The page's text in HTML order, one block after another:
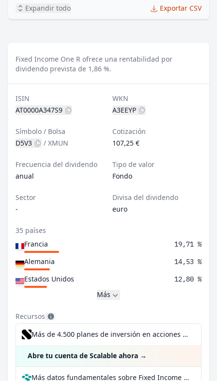
Expandir todo Exportar CSV
Fixed Income One R ofrece una rentabilidad por
dividendo prevista de 1,86 %.
ISIN
AT0000A347S9
WKN
A3EEYP
Símbolo / Bolsa
D5V3
/ XMUN
Cotización
107,25 €
Frecuencia del dividendo
anual
Tipo de valor
Fondo
Sector
-
Divisa del dividendo
euro
35 países
Francia
19,71 %
Alemania 14,53 %
Estados Unidos 12,80 %
Más
Recursos
Más de 4.500 planes de inversión en acciones desde 1 €
Abre tu cuenta de Scalable ahora →
Más datos fundamentales sobre Fixed Income One R en Parqet